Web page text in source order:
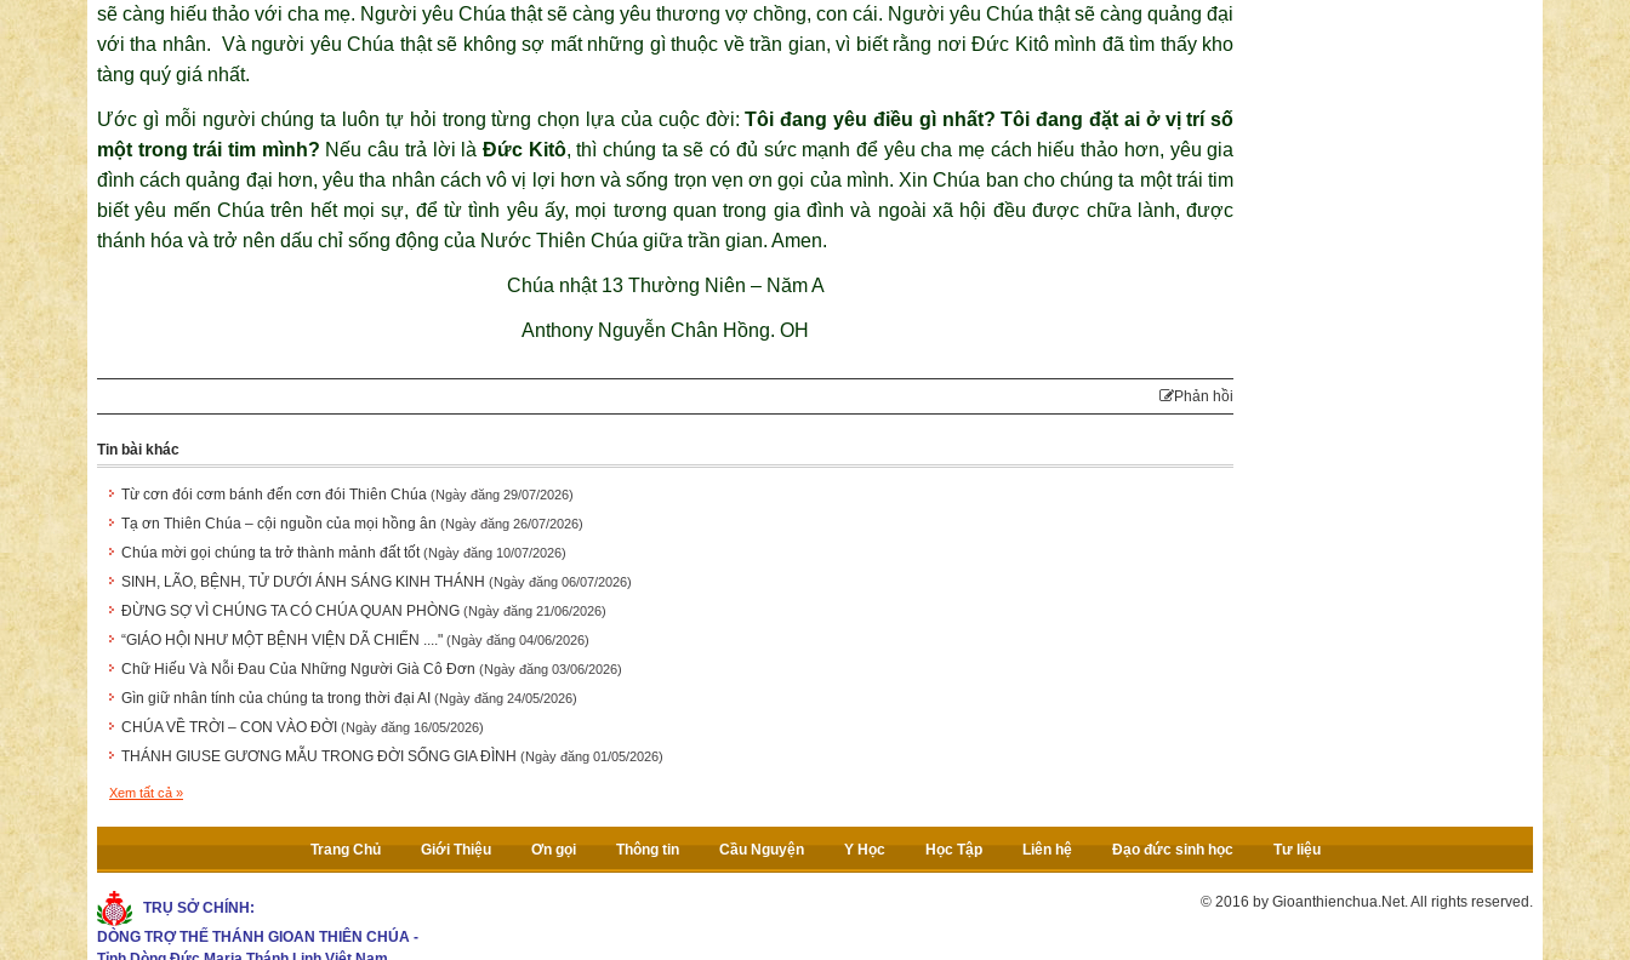
sẽ càng hiếu thảo với cha mẹ. Người yêu Chúa thật sẽ càng yêu thương vợ chồng, con cái. Người yêu Chúa thật sẽ càng quảng đại
với tha nhân. Và người yêu Chúa thật sẽ không sợ mất những gì thuộc về trần gian, vì biết rằng nơi Đức Kitô mình đã tìm thấy kho
tàng quý giá nhất.
Ước gì mỗi người chúng ta luôn tự hỏi trong từng chọn lựa của cuộc đời:Tôi đang yêu điều gì nhất? Tôi đang đặt ai ở vị trí số
một trong trái tim mình? Nếu câu trả lời là Đức Kitô, thì chúng ta sẽ có đủ sức mạnh để yêu cha mẹ cách hiếu thảo hơn, yêu gia
đình cách quảng đại hơn, yêu tha nhân cách vô vị lợi hơn và sống trọn vẹn ơn gọi của mình. Xin Chúa ban cho chúng ta một trái tim
biết yêu mến Chúa trên hết mọi sự, để từ tình yêu ấy, mọi tương quan trong gia đình và ngoài xã hội đều được chữa lành, được
thánh hóa và trở nên dấu chỉ sống động của Nước Thiên Chúa giữa trần gian. Amen.
Chúa nhật 13 Thường Niên – Năm A
Anthony Nguyễn Chân Hồng. OH
Phản hồi
Tin bài khác
Từ cơn đói cơm bánh đến cơn đói Thiên Chúa (Ngày đăng 29/07/2026)
Tạ ơn Thiên Chúa – cội nguồn của mọi hồng ân (Ngày đăng 26/07/2026)
Chúa mời gọi chúng ta trở thành mảnh đất tốt (Ngày đăng 10/07/2026)
SINH, LÃO, BỆNH, TỬ DƯỚI ÁNH SÁNG KINH THÁNH (Ngày đăng 06/07/2026)
ĐỪNG SỢ VÌ CHÚNG TA CÓ CHÚA QUAN PHÒNG (Ngày đăng 21/06/2026)
“GIÁO HỘI NHƯ MỘT BỆNH VIỆN DÃ CHIẾN ...." (Ngày đăng 04/06/2026)
Chữ Hiếu Và Nỗi Đau Của Những Người Già Cô Đơn (Ngày đăng 03/06/2026)
Gìn giữ nhân tính của chúng ta trong thời đại AI (Ngày đăng 24/05/2026)
CHÚA VỀ TRỜI – CON VÀO ĐỜI (Ngày đăng 16/05/2026)
THÁNH GIUSE GƯƠNG MẪU TRONG ĐỜI SỐNG GIA ĐÌNH (Ngày đăng 01/05/2026)
Xem tất cả »
Trang Chủ Giới Thiệu Ơn gọi Thông tin Cầu Nguyện Y Học Học Tập Liên hệ Đạo đức sinh học Tư liệu
TRỤ SỞ CHÍNH:
DÒNG TRỢ THẾ THÁNH GIOAN THIÊN CHÚA -
© 2016 by Gioanthienchua.Net. All rights reserved.